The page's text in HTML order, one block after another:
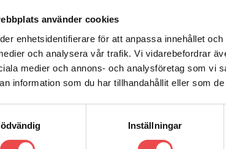
använder cookies
enhetsidentifierare för att anpassa innehållet
och analysera vår trafik. Vi vidarebefordrar
medier och annons- och analysföretag som vi
information som du har tillhandahållit eller som
Inställningar